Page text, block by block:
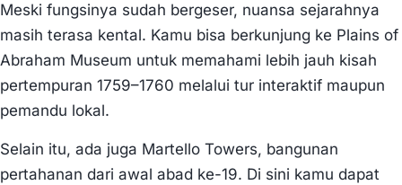
Meski fungsinya sudah bergeser, nuansa sejarahnya
masih terasa kental. Kamu bisa berkunjung ke Plains of
Abraham Museum untuk memahami lebih jauh kisah
pertempuran 1759–1760 melalui tur interaktif maupun
pemandu lokal.
Selain itu, ada juga Martello Towers, bangunan
pertahanan dari awal abad ke-19. Di sini kamu dapat